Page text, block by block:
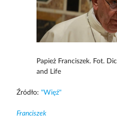
Papież Franciszek. Fot.
and Life
Źródło: "Więź"
Franciszek